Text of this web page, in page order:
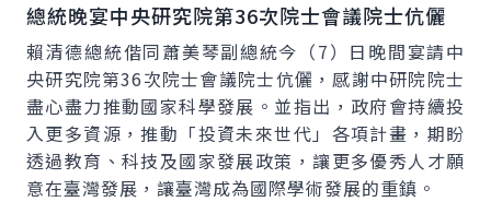
總統晚宴中央研究院第36次院士會議院士伉儷
賴清德總統偕同蕭美琴副總統今（7）日晚間宴請中
央研究院第36次院士會議院士伉儷，感謝中研院院士
盡心盡力推動國家科學發展。並指出，政府會持續投
入更多資源，推動「投資未來世代」各項計畫，期盼
透過教育、科技及國家發展政策，讓更多優秀人才願
意在臺灣發展，讓臺灣成為國際學術發展的重鎮。